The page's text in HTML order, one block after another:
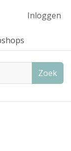
Inloggen
Zoek